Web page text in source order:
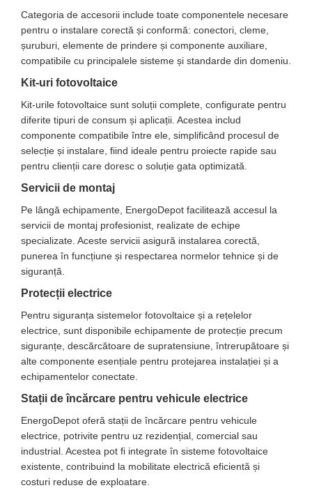
ecranate
Categoria de accesorii include toate componentele necesare
pentru o instalare corectă și conformă: conectori, cleme,
șuruburi, elemente de prindere și componente auxiliare,
compatibile cu principalele sisteme și standarde din domeniu.
Kit-uri fotovoltaice
Kit-urile fotovoltaice sunt soluții complete, configurate pentru
diferite tipuri de consum și aplicații. Acestea includ
componente compatibile între ele, simplificând procesul de
selecție și instalare, fiind ideale pentru proiecte rapide sau
pentru clienții care doresc o soluție gata optimizată.
Servicii de montaj
Pe lângă echipamente, EnergoDepot facilitează accesul la
servicii de montaj profesionist, realizate de echipe
specializate. Aceste servicii asigură instalarea corectă,
punerea în funcțiune și respectarea normelor tehnice și de
siguranță.
Protecții electrice
Pentru siguranța sistemelor fotovoltaice și a rețelelor
electrice, sunt disponibile echipamente de protecție precum
siguranțe, descărcătoare de supratensiune, întrerupătoare și
alte componente esențiale pentru protejarea instalației și a
echipamentelor conectate.
Stații de încărcare pentru vehicule electrice
EnergoDepot oferă stații de încărcare pentru vehicule
electrice, potrivite pentru uz rezidențial, comercial sau
industrial. Acestea pot fi integrate în sisteme fotovoltaice
existente, contribuind la mobilitate electrică eficientă și
costuri reduse de exploatare.